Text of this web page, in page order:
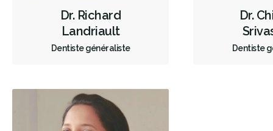
Dr. Richard
Landriault
Dentiste généraliste
Dr.
Dentiste